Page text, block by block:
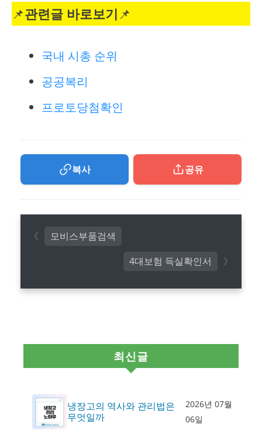
📌관련글 바로보기 📌
국내 시총 순위
공공복리
프로토당첨확인
복사 공유
4대보험 득실확인서
모비스부품검색
최신글
냉장고의 역사와 관리법은
무엇일까
2026년 07월
06일